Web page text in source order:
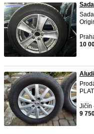
10
Jičín
9